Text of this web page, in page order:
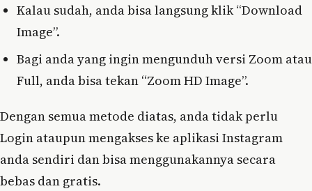
Kalau sudah, anda bisa langsung klik “Download
Image”.
Bagi anda yang ingin mengunduh versi Zoom atau
Full, anda bisa tekan “Zoom HD Image”.
Dengan semua metode diatas, anda tidak perlu
Login ataupun mengakses ke aplikasi Instagram
anda sendiri dan bisa menggunakannya secara
bebas dan gratis.